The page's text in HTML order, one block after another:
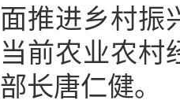
面推进乡村振
当前农业农村
部长唐仁健。